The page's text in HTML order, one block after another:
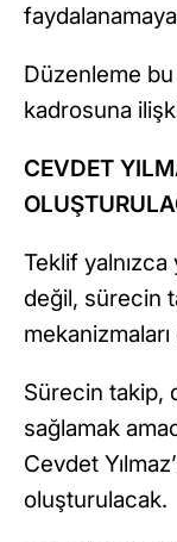
Düzenleme bu
kadrosuna
CEVDET
Teklif
değil, sürecin
Sürecin takip,
sağlamak
Cevdet
oluşturulacak.